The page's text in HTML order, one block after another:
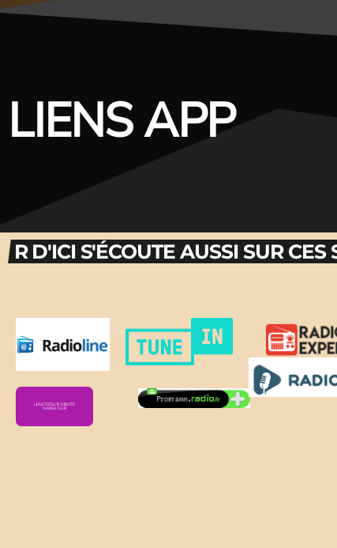
LIENS APP
R D'ICI S'ÉCOUTE AUSSI SUR CES
LIEN D'ÉCOUTE DIRECTE
NAVIGATEUR